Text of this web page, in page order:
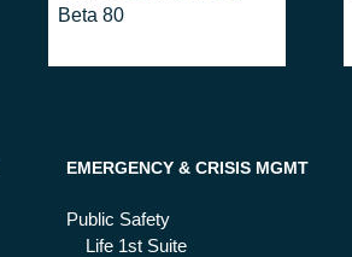
Beta 80
EMERGENCY & CRISIS MGMT
Public Safety
Life 1st Suite